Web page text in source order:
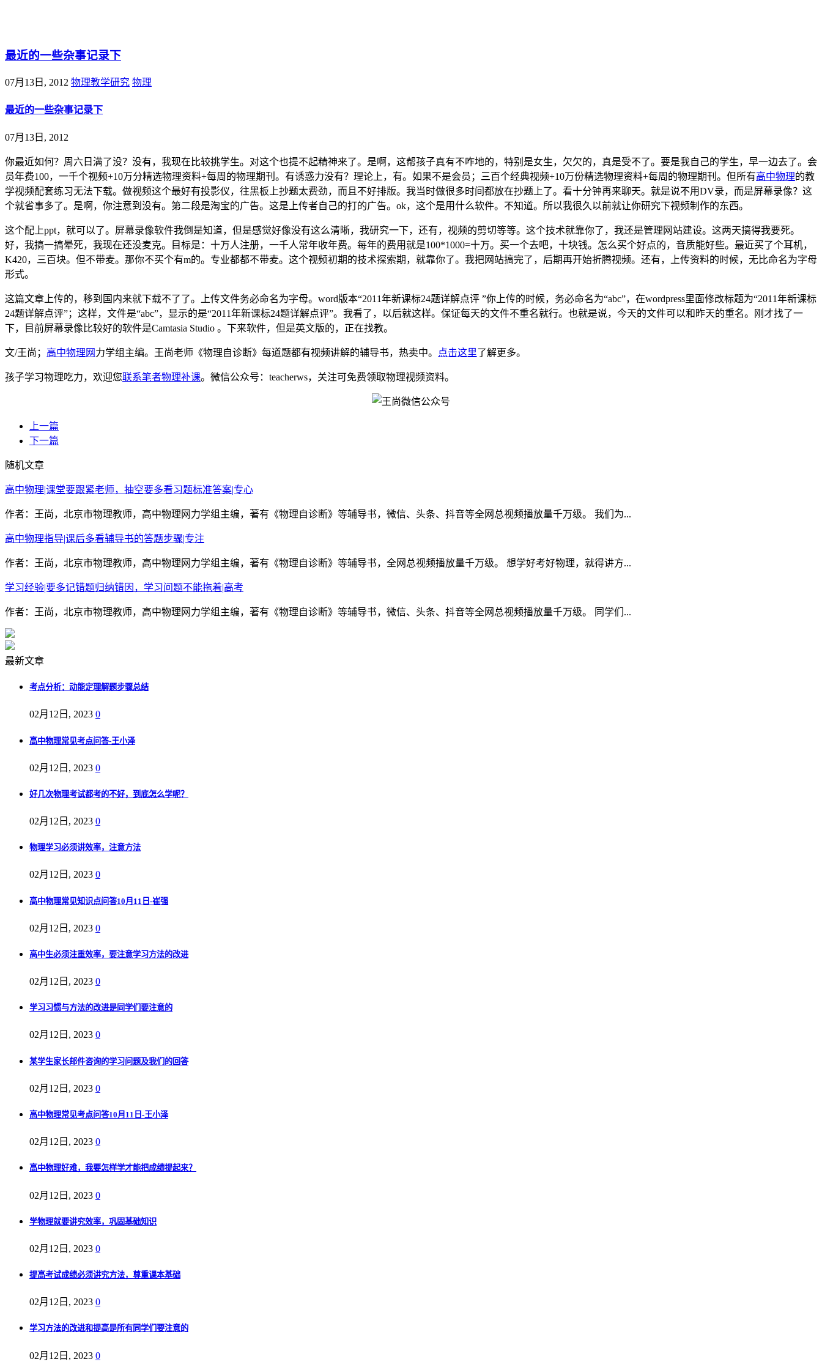
最近的一些杂事记录下
07月13日, 2012 物理教学研究 物理
最近的一些杂事记录下
07月13日, 2012
你最近如何？周六日满了没？没有，我现在比较挑学生。对这个也提不起精神来了。是啊，这帮孩子真有不咋地的，特别是女生，欠欠的，真是受不了。要是我自己的学生，早一边去了。会
员年费100，一千个视频+10万分精选物理资料+每周的物理期刊。有诱惑力没有？理论上，有。如果不是会员；三百个经典视频+10万份精选物理资料+每周的物理期刊。但所有高中物理的教
学视频配套练习无法下载。做视频这个最好有投影仪，往黑板上抄题太费劲，而且不好排版。我当时做很多时间都放在抄题上了。看十分钟再来聊天。就是说不用DV录，而是屏幕录像？这
个就省事多了。是啊，你注意到没有。第二段是淘宝的广告。这是上传者自己的打的广告。ok，这个是用什么软件。不知道。所以我很久以前就让你研究下视频制作的东西。
这个配上ppt，就可以了。屏幕录像软件我倒是知道，但是感觉好像没有这么清晰，我研究一下，还有，视频的剪切等等。这个技术就靠你了，我还是管理网站建设。这两天搞得我要死。
好，我搞一搞晕死，我现在还没麦克。目标是：十万人注册，一千人常年收年费。每年的费用就是100*1000=十万。买一个去吧，十块钱。怎么买个好点的，音质能好些。最近买了个耳机，
K420，三百块。但不带麦。那你不买个有m的。专业都都不带麦。这个视频初期的技术探索期，就靠你了。我把网站搞完了，后期再开始折腾视频。还有，上传资料的时候，无比命名为字母
形式。
这篇文章上传的，移到国内来就下载不了了。上传文件务必命名为字母。word版本“2011年新课标24题详解点评 ”你上传的时候，务必命名为“abc”，在wordpress里面修改标题为“2011年新课标
24题详解点评”；这样，文件是“abc”，显示的是“2011年新课标24题详解点评”。我看了，以后就这样。保证每天的文件不重名就行。也就是说，今天的文件可以和昨天的重名。刚才找了一
下，目前屏幕录像比较好的软件是Camtasia Studio 。下来软件，但是英文版的，正在找教。
文/王尚； 高中物理网 力学组主编。王尚老师《物理自诊断》每道题都有视频讲解的辅导书，热卖中。 点击这里了解更多。
孩子学习物理吃力，欢迎您联系笔者物理补课。微信公众号：teacherws，关注可免费领取物理视频资料。
上一篇
下一篇
随机文章
高中物理|课堂要跟紧老师，抽空要多看习题标准答案|专心
作者：王尚，北京市物理教师，高中物理网力学组主编，著有《物理自诊断》等辅导书，微信、头条、抖音等全网总视频播放量千万级。 我们为...
高中物理指导|课后多看辅导书的答题步骤|专注
作者：王尚，北京市物理教师，高中物理网力学组主编，著有《物理自诊断》等辅导书，全网总视频播放量千万级。 想学好考好物理，就得讲方...
学习经验|要多记错题归纳错因，学习问题不能拖着|高考
作者：王尚，北京市物理教师，高中物理网力学组主编，著有《物理自诊断》等辅导书，微信、头条、抖音等全网总视频播放量千万级。 同学们...
最新文章
考点分析：动能定理解题步骤总结
02月12日, 2023 0
高中物理常见考点问答-王小泽
02月12日, 2023 0
好几次物理考试都考的不好，到底怎么学呢？
02月12日, 2023 0
物理学习必须讲效率，注意方法
02月12日, 2023 0
高中物理常见知识点问答10月11日-崔强
02月12日, 2023 0
高中生必须注重效率，要注意学习方法的改进
02月12日, 2023 0
学习习惯与方法的改进是同学们要注意的
02月12日, 2023 0
某学生家长邮件咨询的学习问题及我们的回答
02月12日, 2023 0
高中物理常见考点问答10月11日-王小泽
02月12日, 2023 0
高中物理好难，我要怎样学才能把成绩提起来？
02月12日, 2023 0
学物理就要讲究效率，巩固基础知识
02月12日, 2023 0
提高考试成绩必须讲究方法，尊重课本基础
02月12日, 2023 0
学习方法的改进和提高是所有同学们要注意的
02月12日, 2023 0